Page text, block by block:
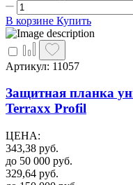
В корзине Купить
Артикул: 11057
Защитная планка
Terraxx Profil
ЦЕНА:
343,38 руб.
до 50 000 руб.
329,64 руб.